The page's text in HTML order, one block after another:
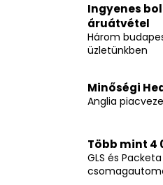
Ingyenes
áruátvétel
Három
üzletünkben
Minőségi
Anglia
Több mint 4
GLS és